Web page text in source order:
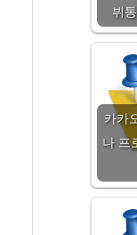
뷔
카카
나 프